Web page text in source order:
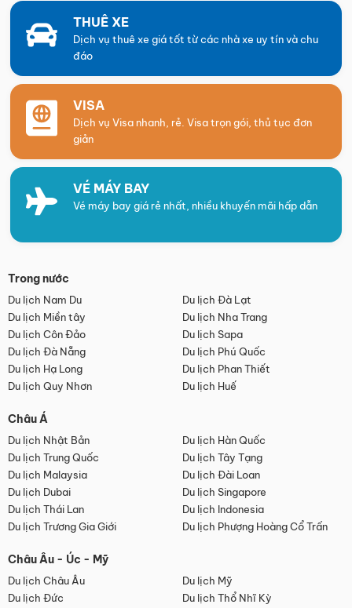
THUÊ XE
Dịch vụ thuê xe giá tốt từ các nhà xe uy tín và chu
đáo
VISA
Dịch vụ Visa nhanh, rẻ. Visa trọn gói, thủ tục đơn
giản
VÉ MÁY BAY
Vé máy bay giá rẻ nhất, nhiều khuyến mãi hấp dẫn
Trong nước
Du lịch Nam Du
Du lịch Đà Lạt
Du lịch Miền tây
Du lịch Nha Trang
Du lịch Côn Đảo
Du lịch Sapa
Du lịch Đà Nẵng
Du lịch Phú Quốc
Du lịch Hạ Long
Du lịch Phan Thiết
Du lịch Quy Nhơn
Du lịch Huế
Châu Á
Du lịch Nhật Bản
Du lịch Hàn Quốc
Du lịch Trung Quốc
Du lịch Tây Tạng
Du lịch Malaysia
Du lịch Đài Loan
Du lịch Dubai
Du lịch Singapore
Du lịch Thái Lan
Du lịch Indonesia
Du lịch Trương Gia Giới
Du lịch Phượng Hoàng Cổ Trấn
Châu Âu - Úc - Mỹ
Du lịch Châu Âu
Du lịch Mỹ
Du lịch Đức
Du lịch Thổ Nhĩ Kỳ